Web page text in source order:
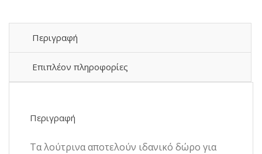
ποσότητα
Περιγραφή
Επιπλέον πληροφορίες
Περιγραφή
Τα λούτρινα αποτελούν ιδανικό δώρο για